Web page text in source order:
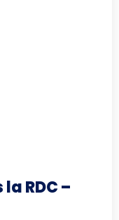
RDC –